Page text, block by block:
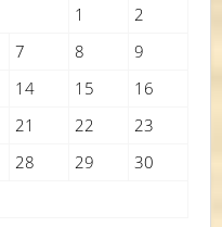
1
2
7 8
9
14 15
16
21 22
23
28 29
30